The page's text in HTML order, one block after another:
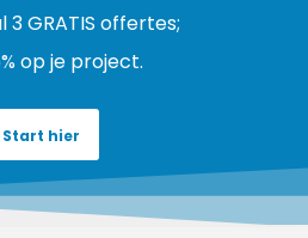
GRATIS offertes;
op je project.
Start hier